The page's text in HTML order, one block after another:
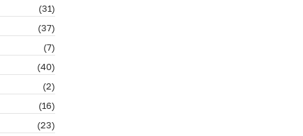
(31)
(37)
(7)
(40)
(2)
(16)
(23)